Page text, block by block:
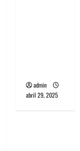
admin
abril 29, 2025